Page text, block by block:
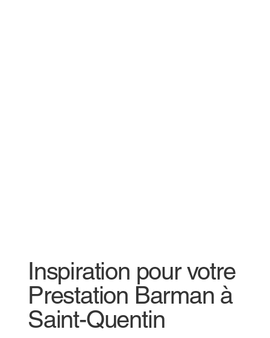
Inspiration pour votre
Prestation Barman à
Saint-Quentin